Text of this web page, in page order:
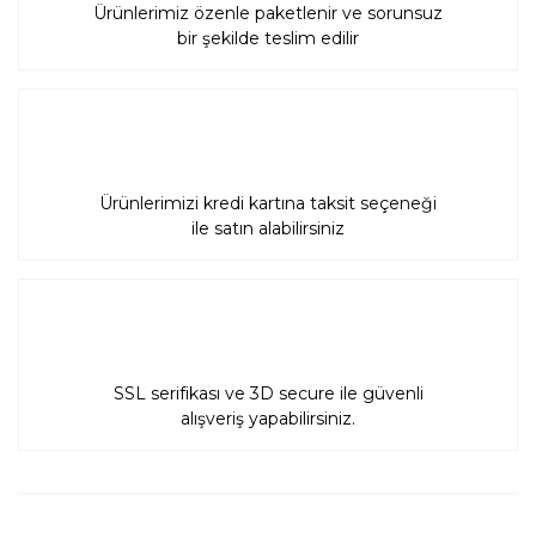
Ürünlerimiz özenle paketlenir ve sorunsuz
bir şekilde teslim edilir
Ürünlerimizi kredi kartına taksit seçeneği
ile satın alabilirsiniz
SSL serifikası ve 3D secure ile güvenli
alışveriş yapabilirsiniz.